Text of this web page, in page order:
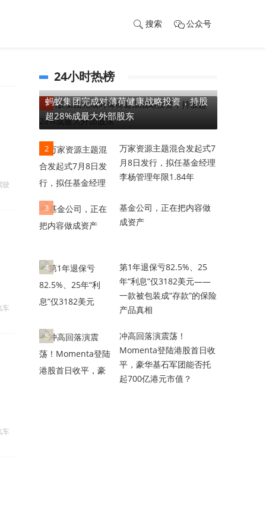
搜索 公众号
驶
车
车
24小时热榜
1
蚂蚁集团完成对薄荷健康战略投资，持股
超28%成最大外部股东
2
万家资源主题混合发起式7
月8日发行，拟任基金经理
李杨管理年限1.84年
3
基金公司，正在把内容做
成资产
4
第1年退保亏82.5%、25
年“利息”仅3182美元——
一款被包装成“存款”的保险
产品真相
5
冲高回落演震荡！
Momenta登陆港股首日收
平，豪华基石军团能否托
起700亿港元市值？